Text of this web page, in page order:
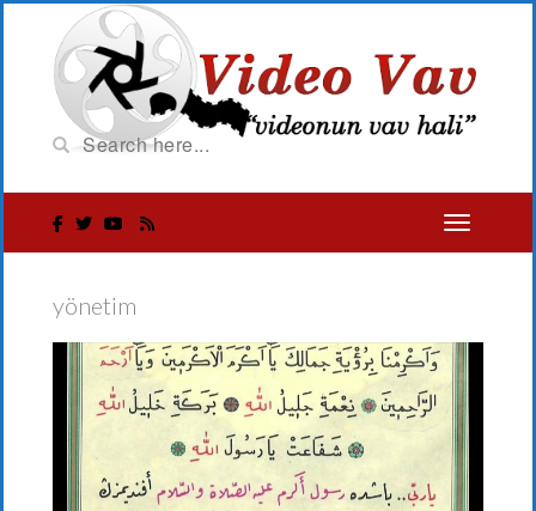
yönetim